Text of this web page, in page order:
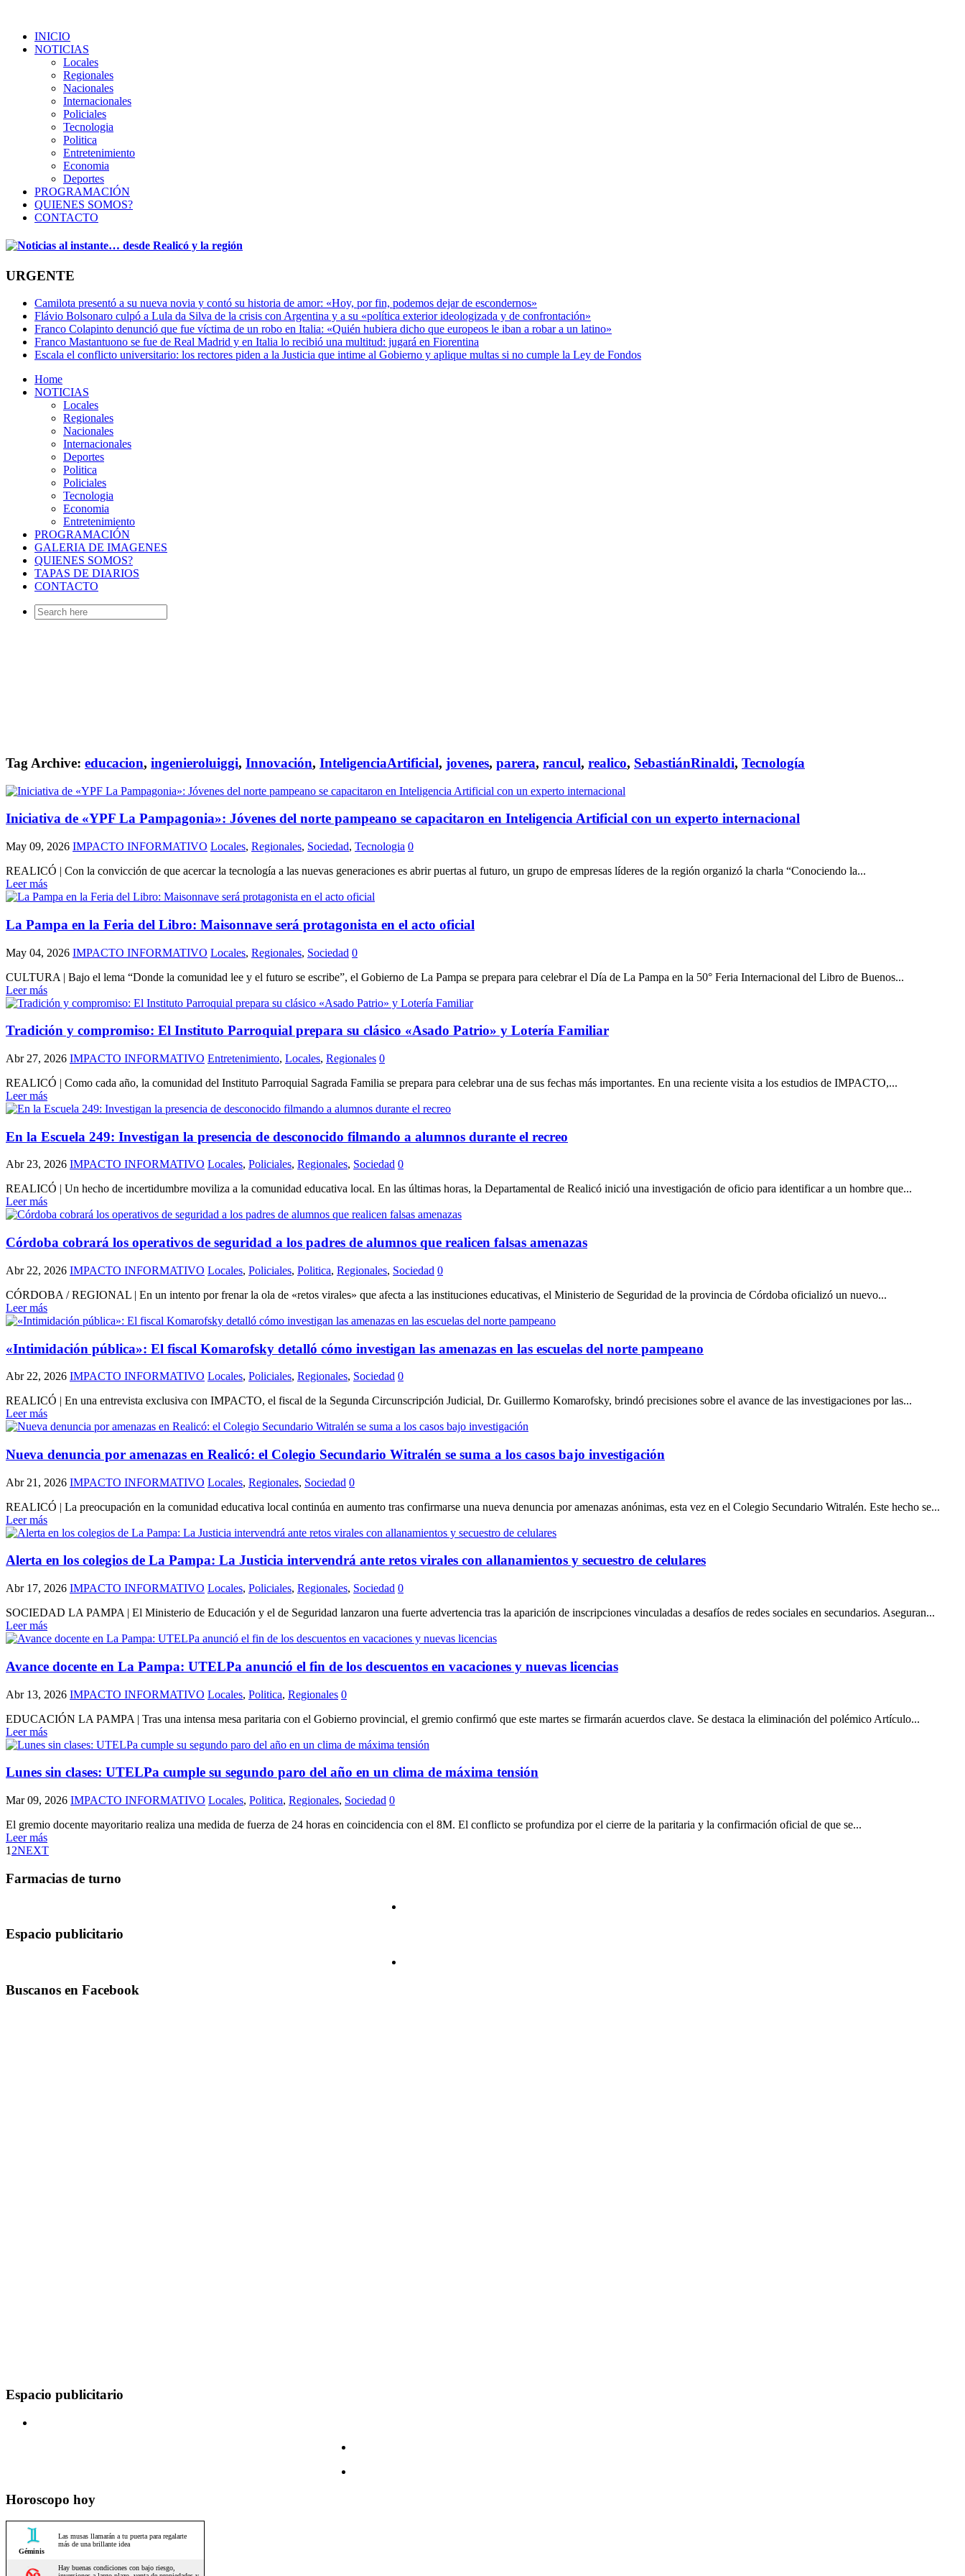
INICIO
NOTICIAS
Locales
Regionales
Nacionales
Internacionales
Policiales
Tecnologia
Politica
Entretenimiento
Economia
Deportes
PROGRAMACIÓN
QUIENES SOMOS?
CONTACTO
URGENTE
Camilota presentó a su nueva novia y contó su historia de amor: «Hoy, por fin, podemos dejar de escondernos»
Flávio Bolsonaro culpó a Lula da Silva de la crisis con Argentina y a su «política exterior ideologizada y de confrontación»
Franco Colapinto denunció que fue víctima de un robo en Italia: «Quién hubiera dicho que europeos le iban a robar a un latino»
Franco Mastantuono se fue de Real Madrid y en Italia lo recibió una multitud: jugará en Fiorentina
Escala el conflicto universitario: los rectores piden a la Justicia que intime al Gobierno y aplique multas si no cumple la Ley de Fondos
Home
NOTICIAS
Locales
Regionales
Nacionales
Internacionales
Deportes
Politica
Policiales
Tecnologia
Economia
Entretenimiento
PROGRAMACIÓN
GALERIA DE IMAGENES
QUIENES SOMOS?
TAPAS DE DIARIOS
CONTACTO
Search
for:
Tag Archive: educacion, ingenieroluiggi, Innovación, InteligenciaArtificial, jovenes, parera, rancul, realico, SebastiánRinaldi, Tecnología
Iniciativa de «YPF La Pampagonia»: Jóvenes del norte pampeano se capacitaron en Inteligencia Artificial con un experto internacional
May 09, 2026 IMPACTO INFORMATIVO Locales, Regionales, Sociedad, Tecnologia 0
REALICÓ | Con la convicción de que acercar la tecnología a las nuevas generaciones es abrir puertas al futuro, un grupo de empresas líderes de la región organizó la charla “Conociendo la...
Leer más
La Pampa en la Feria del Libro: Maisonnave será protagonista en el acto oficial
May 04, 2026 IMPACTO INFORMATIVO Locales, Regionales, Sociedad 0
CULTURA | Bajo el lema “Donde la comunidad lee y el futuro se escribe”, el Gobierno de La Pampa se prepara para celebrar el Día de La Pampa en la 50° Feria Internacional del Libro de Buenos...
Leer más
Tradición y compromiso: El Instituto Parroquial prepara su clásico «Asado Patrio» y Lotería Familiar
Abr 27, 2026 IMPACTO INFORMATIVO Entretenimiento, Locales, Regionales 0
REALICÓ | Como cada año, la comunidad del Instituto Parroquial Sagrada Familia se prepara para celebrar una de sus fechas más importantes. En una reciente visita a los estudios de IMPACTO,...
Leer más
En la Escuela 249: Investigan la presencia de desconocido filmando a alumnos durante el recreo
Abr 23, 2026 IMPACTO INFORMATIVO Locales, Policiales, Regionales, Sociedad 0
REALICÓ | Un hecho de incertidumbre moviliza a la comunidad educativa local. En las últimas horas, la Departamental de Realicó inició una investigación de oficio para identificar a un hombre que...
Leer más
Córdoba cobrará los operativos de seguridad a los padres de alumnos que realicen falsas amenazas
Abr 22, 2026 IMPACTO INFORMATIVO Locales, Policiales, Politica, Regionales, Sociedad 0
CÓRDOBA / REGIONAL | En un intento por frenar la ola de «retos virales» que afecta a las instituciones educativas, el Ministerio de Seguridad de la provincia de Córdoba oficializó un nuevo...
Leer más
«Intimidación pública»: El fiscal Komarofsky detalló cómo investigan las amenazas en las escuelas del norte pampeano
Abr 22, 2026 IMPACTO INFORMATIVO Locales, Policiales, Regionales, Sociedad 0
REALICÓ | En una entrevista exclusiva con IMPACTO, el fiscal de la Segunda Circunscripción Judicial, Dr. Guillermo Komarofsky, brindó precisiones sobre el avance de las investigaciones por las...
Leer más
Nueva denuncia por amenazas en Realicó: el Colegio Secundario Witralén se suma a los casos bajo investigación
Abr 21, 2026 IMPACTO INFORMATIVO Locales, Regionales, Sociedad 0
REALICÓ | La preocupación en la comunidad educativa local continúa en aumento tras confirmarse una nueva denuncia por amenazas anónimas, esta vez en el Colegio Secundario Witralén. Este hecho se...
Leer más
Alerta en los colegios de La Pampa: La Justicia intervendrá ante retos virales con allanamientos y secuestro de celulares
Abr 17, 2026 IMPACTO INFORMATIVO Locales, Policiales, Regionales, Sociedad 0
SOCIEDAD LA PAMPA | El Ministerio de Educación y el de Seguridad lanzaron una fuerte advertencia tras la aparición de inscripciones vinculadas a desafíos de redes sociales en secundarios. Aseguran...
Leer más
Avance docente en La Pampa: UTELPa anunció el fin de los descuentos en vacaciones y nuevas licencias
Abr 13, 2026 IMPACTO INFORMATIVO Locales, Politica, Regionales 0
EDUCACIÓN LA PAMPA | Tras una intensa mesa paritaria con el Gobierno provincial, el gremio confirmó que este martes se firmarán acuerdos clave. Se destaca la eliminación del polémico Artículo...
Leer más
Lunes sin clases: UTELPa cumple su segundo paro del año en un clima de máxima tensión
Mar 09, 2026 IMPACTO INFORMATIVO Locales, Politica, Regionales, Sociedad 0
El gremio docente mayoritario realiza una medida de fuerza de 24 horas en coincidencia con el 8M. El conflicto se profundiza por el cierre de la paritaria y la confirmación oficial de que se...
Leer más
1 2NEXT
Farmacias de turno
Espacio publicitario
Buscanos en Facebook
Espacio publicitario
Horoscopo hoy